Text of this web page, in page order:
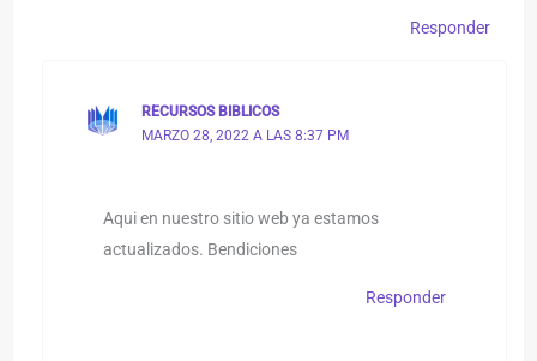
Responder
RECURSOS BIBLICOS
MARZO 28, 2022 A LAS 8:37 PM
Aqui en nuestro sitio web ya estamos
actualizados. Bendiciones
Responder